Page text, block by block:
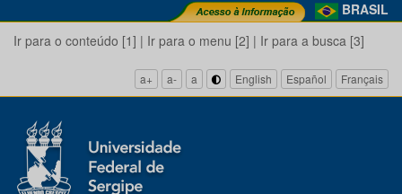
BRASIL
Ir para o conteúdo [1] | Ir para o menu [2] | Ir para a busca [3]
a+ a- a English Español Français